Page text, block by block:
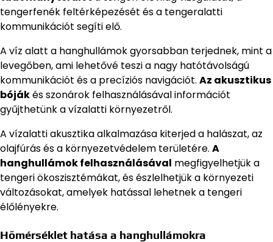
tengerfenék feltérképezését és a tengeralatti
kommunikációt segíti elő.
A víz alatt a hanghullámok gyorsabban terjednek, mint a
levegőben, ami lehetővé teszi a nagy hatótávolságú
kommunikációt és a precíziós navigációt. Az akusztikus
bójákés szonárok felhasználásával információt
gyűjthetünk a vízalatti környezetről.
A vízalatti akusztika alkalmazása kiterjed a halászat, az
olajfúrás és a környezetvédelem területére. A
hanghullámok felhasználásával megfigyelhetjük a
tengeri ökoszisztémákat, és észlelhetjük a környezeti
változásokat, amelyek hatással lehetnek a tengeri
élőlényekre.
Hőmérséklet hatása a hanghullámokra